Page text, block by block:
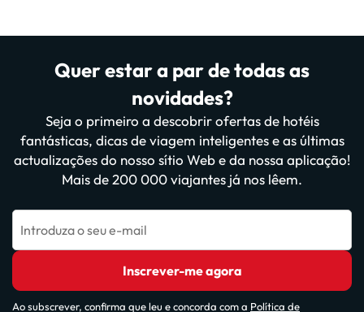
Quer estar a par de todas as
novidades?
Seja o primeiro a descobrir ofertas de hotéis
fantásticas, dicas de viagem inteligentes e as últimas
actualizações do nosso sítio Web e da nossa aplicação!
Mais de 200 000 viajantes já nos lêem.
Introduza o seu e-mail
Inscrever-me agora
Ao subscrever, confirma que leu e concorda com a Política de